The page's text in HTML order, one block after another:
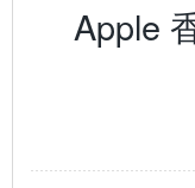
Apple